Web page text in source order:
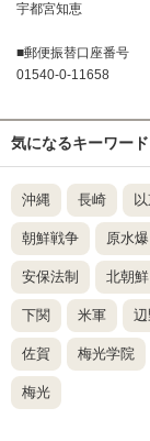
宇都宮知恵
■郵便振替口座番号
01540-0-11658
気になるキーワード
沖縄 長崎
朝鮮戦争 原水爆
安保法制 北朝鮮
下関 米軍
佐賀 梅光学院
梅光